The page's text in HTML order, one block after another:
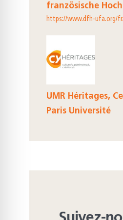
französische
https://www.dfh-ufa.org/
UMR Héritages,
Paris Université